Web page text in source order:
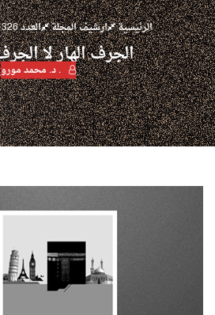
الرئيسية ارشيف المجلة العدد 326
الجرف الهار لا
. د. محمد مورو